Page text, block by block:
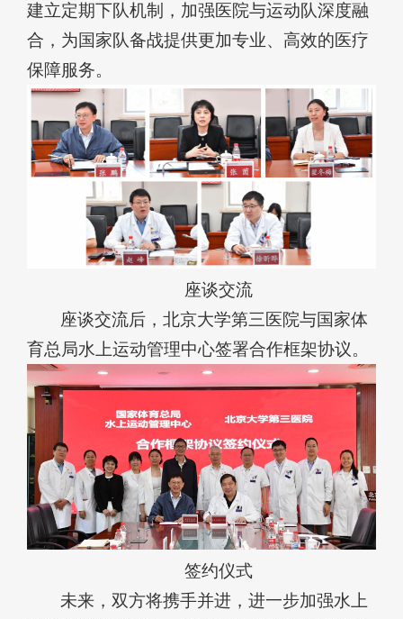
建立定期下队机制，加强医院与运动队深度融
合，为国家队备战提供更加专业、高效的医疗
保障服务。
座谈交流
座谈交流后，北京大学第三医院与国家体
育总局水上运动管理中心签署合作框架协议。
签约仪式
未来，双方将携手并进，进一步加强水上